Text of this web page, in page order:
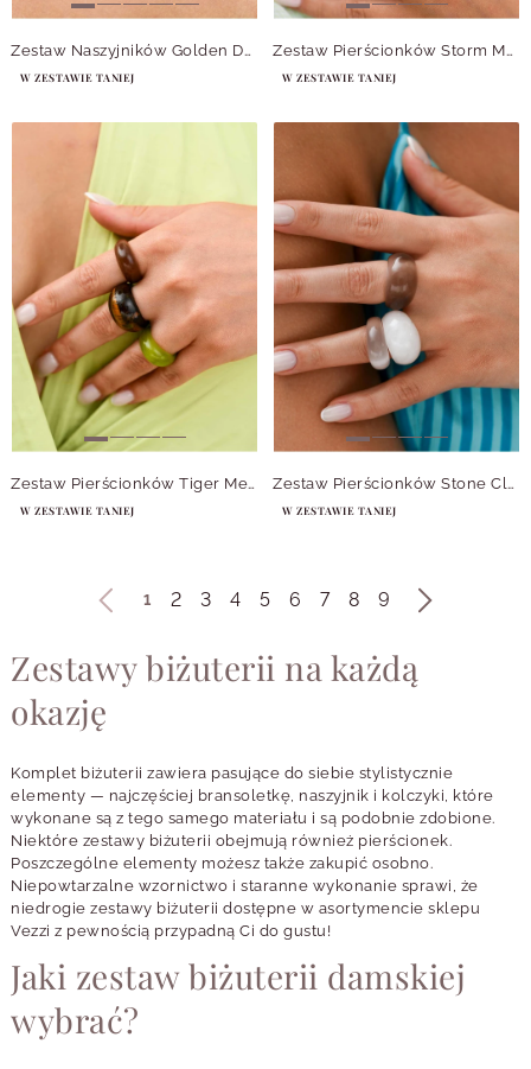
Zestaw Naszyjników Golden Daydream
W ZESTAWIE TANIEJ
Zestaw Pierścionków Storm Meadow
W ZESTAWIE TANIEJ
Zestaw Pierścionków Tiger Meadow
W ZESTAWIE TANIEJ
Zestaw Pierścionków Stone Cloud
W ZESTAWIE TANIEJ
1 2 3 4 5 6 7 8 9
Zestawy biżuterii na każdą
okazję
Komplet biżuterii zawiera pasujące do siebie stylistycznie
elementy — najczęściej bransoletkę, naszyjnik i kolczyki, które
wykonane są z tego samego materiału i są podobnie zdobione.
Niektóre zestawy biżuterii obejmują również pierścionek.
Poszczególne elementy możesz także zakupić osobno.
Niepowtarzalne wzornictwo i staranne wykonanie sprawi, że
niedrogie zestawy biżuterii dostępne w asortymencie sklepu
Vezzi z pewnością przypadną Ci do gustu!
Jaki zestaw biżuterii damskiej
wybrać?